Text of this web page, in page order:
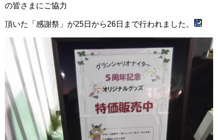
の皆さまにご協力
頂いた「感謝祭」が25日から26日まで行われました。